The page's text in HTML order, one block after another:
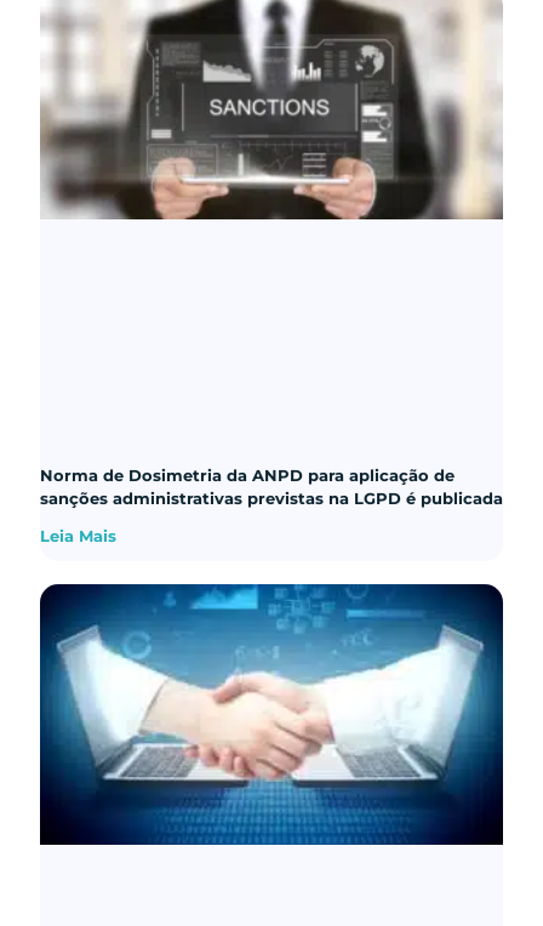
Norma de Dosimetria da ANPD para aplicação de
sanções administrativas previstas na LGPD é publicada
Leia Mais